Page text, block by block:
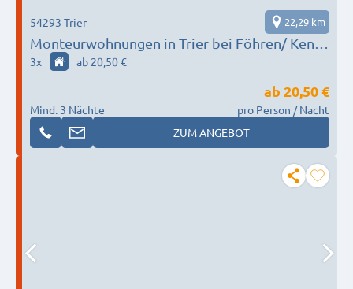
Monteurwohnungen in Trier bei Föhren/ Kenn -
Einzelbetten ✓ Parkplatz ✓ Waschmaschine ✓
54293 Trier 22,29 km
3x ab 20,50 €
Mind. 3 Nächte
ab 20,50 €
pro Person / Nacht
ZUM ANGEBOT